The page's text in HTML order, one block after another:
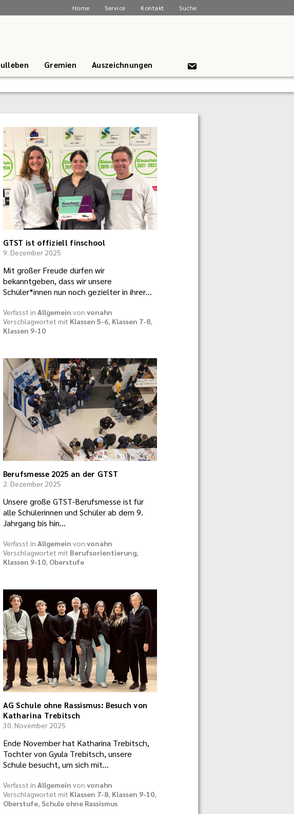
Home Service Kontakt Suche
Gremien Auszeichnungen
GTST ist offiziell finschool
9. Dezember 2025
Mit großer Freude dürfen wir
bekanntgeben, dass wir unsere
Schüler*innen nun noch gezielter in ihrer…
Verfasst in Allgemein von vonahn
Verschlagwortet mit Klassen 5-6, Klassen 7-8,
Klassen 9-10
Berufsmesse 2025 an der GTST
2. Dezember 2025
Unsere große GTST-Berufsmesse ist für
alle Schülerinnen und Schüler ab dem 9.
Jahrgang bis hin…
Verfasst in Allgemein von vonahn
Verschlagwortet mit Berufsorientierung,
Klassen 9-10, Oberstufe
AG Schule ohne Rassismus: Besuch von
Katharina Trebitsch
30. November 2025
Ende November hat Katharina Trebitsch,
Tochter von Gyula Trebitsch, unsere
Schule besucht, um sich mit…
Verfasst in Allgemein von vonahn
Verschlagwortet mit Klassen 7-8, Klassen 9-10,
Oberstufe, Schule ohne Rassismus